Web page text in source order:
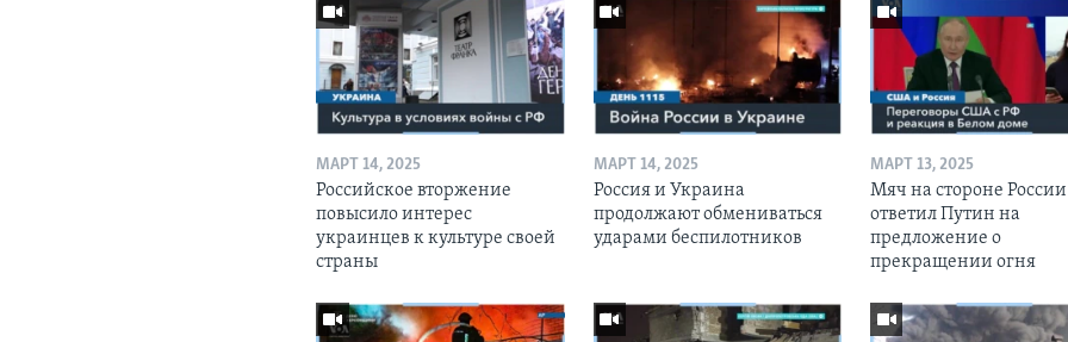
МАРТ 14, 2025
Российское вторжение
повысило интерес
украинцев к культуре своей
страны
МАРТ 14, 2025
Россия и Украина
продолжают обмениваться
ударами беспилотников
МАРТ 13, 2025
Мяч на стороне
ответил Путин на
предложение о
прекращении огня